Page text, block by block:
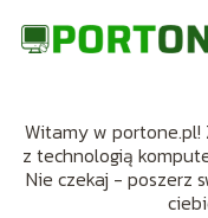
Witamy w
z technologią
Nie czekaj - poszerz